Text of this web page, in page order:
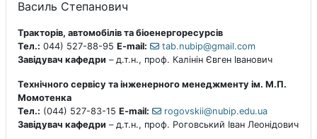
Василь Степанович
Тракторів, автомобілів та біоенергоресурсів
Тел.: 044) 527-88-95 E-mail:
tab.nubip@gmail.com
Завідувач кафедри – д.т.н., проф. Калінін Євген Іванович
Технічного сервісу та інженерного менеджменту ім. М.П.
Момотенка
Тел.: (044) 527-83-15 E-mail:
rogovskii@nubip.edu.ua
Завідувач кафедри – д.т.н., проф. Роговський Іван Леонідович